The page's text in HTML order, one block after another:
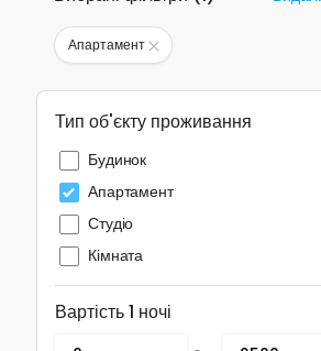
Апартамент
Тип об'єкту проживання
Будинок
Апартамент
Студіо
Кімната
Вартість 1 ночі